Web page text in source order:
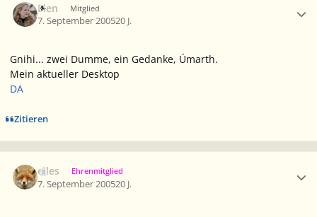
Elen Mitglied
7. September 200520 J.
Gnihi... zwei Dumme, ein Gedanke, Úmarth.
Mein aktueller Desktop
DA
Zitieren
elles Ehrenmitglied
7. September 200520 J.